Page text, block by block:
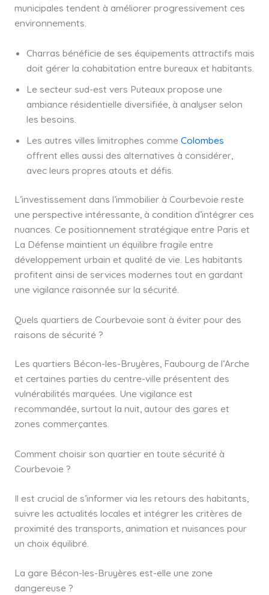
municipales tendent à améliorer progressivement ces
environnements.
Charras bénéficie de ses équipements attractifs mais
doit gérer la cohabitation entre bureaux et habitants.
Le secteur sud-est vers Puteaux propose une
ambiance résidentielle diversifiée, à analyser selon
les besoins.
Les autres villes limitrophes comme Colombes
offrent elles aussi des alternatives à considérer,
avec leurs propres atouts et défis.
L’investissement dans l’immobilier à Courbevoie reste
une perspective intéressante, à condition d’intégrer ces
nuances. Ce positionnement stratégique entre Paris et
La Défense maintient un équilibre fragile entre
développement urbain et qualité de vie. Les habitants
profitent ainsi de services modernes tout en gardant
une vigilance raisonnée sur la sécurité.
Quels quartiers de Courbevoie sont à éviter pour des
raisons de sécurité ?
Les quartiers Bécon-les-Bruyères, Faubourg de l’Arche
et certaines parties du centre-ville présentent des
vulnérabilités marquées. Une vigilance est
recommandée, surtout la nuit, autour des gares et
zones commerçantes.
Comment choisir son quartier en toute sécurité à
Courbevoie ?
Il est crucial de s’informer via les retours des habitants,
suivre les actualités locales et intégrer les critères de
proximité des transports, animation et nuisances pour
un choix équilibré.
La gare Bécon-les-Bruyères est-elle une zone
dangereuse ?